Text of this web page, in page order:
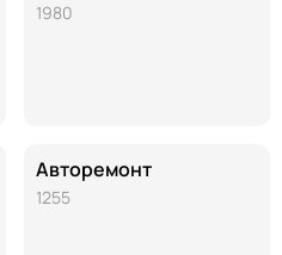
1980
Авторемонт
1255